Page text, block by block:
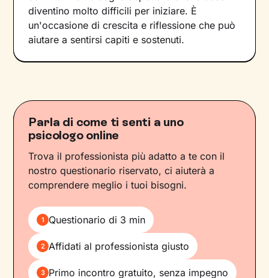
diventino molto difficili per iniziare. È
un'occasione di crescita e riflessione che può
aiutare a sentirsi capiti e sostenuti.
Parla di come ti senti a uno
psicologo online
Trova il professionista più adatto a te con il
nostro questionario riservato, ci aiuterà a
comprendere meglio i tuoi bisogni.
1 Questionario di 3 min
2 Affidati al professionista giusto
3 Primo incontro gratuito, senza impegno